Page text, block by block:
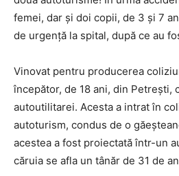
femei, dar și doi copii, de 3 și 7
de urgență la spital, după ce au
Vinovat pentru producerea
începător, de 18 ani, din Petrești,
autoutilitarei. Acesta a intrat în
autoturism, condus de o
acestea a fost proiectată într-un
căruia se afla un tânăr de 31 de